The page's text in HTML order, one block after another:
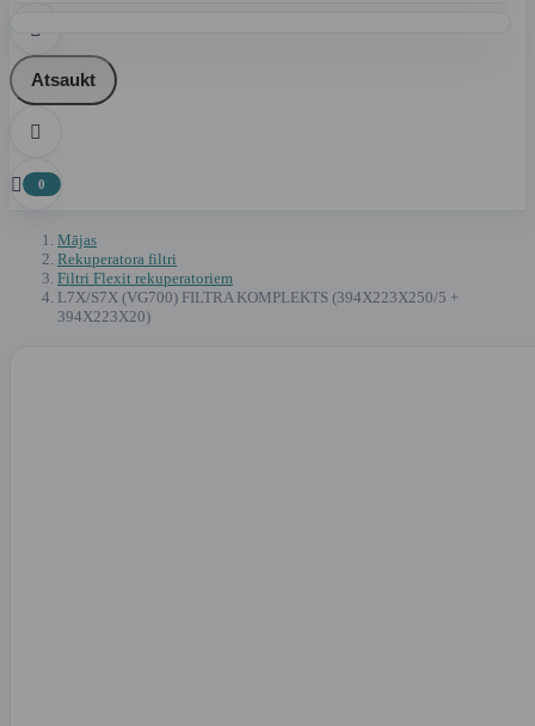

Atsaukt

 0
Mājas
Rekuperatora filtri
Filtri Flexit rekuperatoriem
L7X/S7X (VG700) FILTRA KOMPLEKTS (394X223X250/5 +
394X223X20)